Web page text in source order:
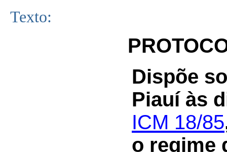
Texto:
Dispõe
Piauí às
ICM 18/85
o regime